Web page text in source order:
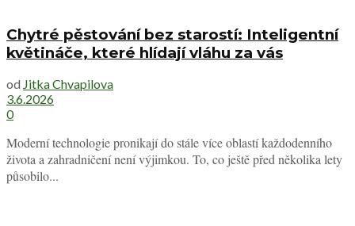
Chytré pěstování bez starostí: Inteligentní
květináče, které hlídají vláhu za vás
od Jitka Chvapilova
3.6.2026
0
Moderní technologie pronikají do stále více oblastí každodenního
života a zahradničení není výjimkou. To, co ještě před několika lety
působilo...